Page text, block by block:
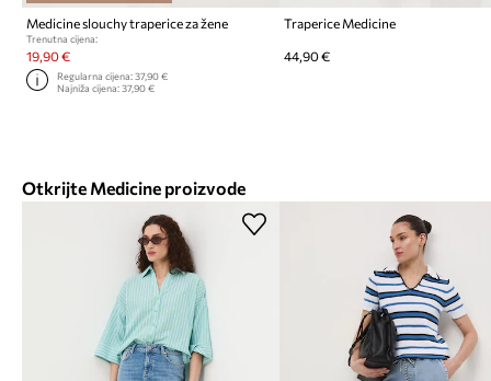
Medicine slouchy traperice za žene
Trenutna cijena:
19,90 €
Regularna cijena:37,90 €
Najniža cijena:37,90 €
Traperice Medicine
44,90 €
Otkrijte Medicine proizvode